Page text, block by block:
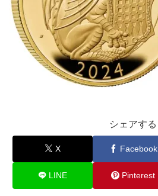
シェアする
X Facebook
LINE Pinterest